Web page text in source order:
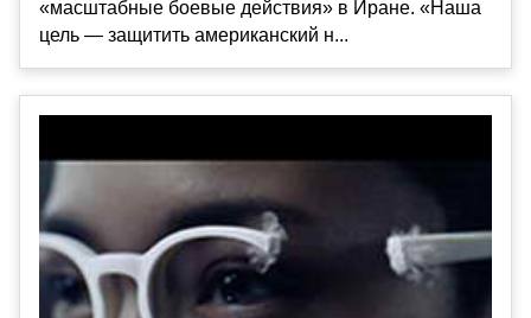
«масштабные боевые действия» в Иране. «Наша
цель — защитить американский н...